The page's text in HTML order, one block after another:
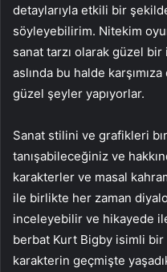
detaylarıyla etkili bir
söyleyebilirim. Nitekim
sanat tarzı olarak güzel bir
aslında bu halde
güzel şeyler yapıyorlar.
Sanat stilini ve grafikleri
tanışabileceğiniz ve
karakterler ve masal
ile birlikte her zaman
inceleyebilir ve hikayede
berbat Kurt Bigby isimli
karakterin geçmişte